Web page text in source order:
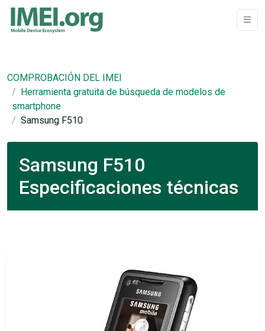
COMPROBACIÓN DEL IMEI
Herramienta gratuita de búsqueda de modelos de
smartphone
Samsung F510
Samsung F510
Especificaciones técnicas